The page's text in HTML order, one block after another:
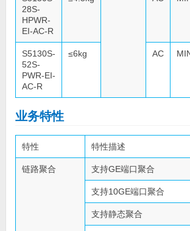
28S-
HPWR-
EI-AC-R
S5130S-
52S-
PWR-EI-
AC-R
≤6kg AC
业务特性
特性 特性描述
链路聚合 支持GE端口聚合
支持10GE端口聚合
支持静态聚合